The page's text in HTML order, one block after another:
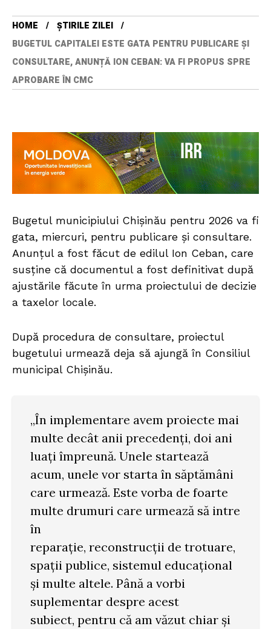
HOME
ȘTIRILE ZILEI
BUGETUL CAPITALEI ESTE GATA PENTRU PUBLICARE ȘI
CONSULTARE, ANUNȚĂ ION CEBAN: VA FI PROPUS SPRE
APROBARE ÎN CMC
Bugetul municipiului Chișinău pentru 2026 va fi
gata, miercuri, pentru publicare și consultare.
Anunțul a fost făcut de edilul Ion Ceban, care
susține că documentul a fost definitivat după
ajustările făcute în urma proiectului de decizie
a taxelor locale.
După procedura de consultare, proiectul
bugetului urmează deja să ajungă în Consiliul
municipal Chișinău.
„În implementare avem proiecte mai
multe decât anii precedenți, doi ani
luați împreună. Unele startează
acum, unele vor starta în săptămâni
care urmează. Este vorba de foarte
multe drumuri care urmează să intre
în
reparație, reconstrucții de trotuare,
spații publice, sistemul educațional
și multe altele. Până a vorbi
suplementar despre acest
subiect, pentru că am văzut chiar și